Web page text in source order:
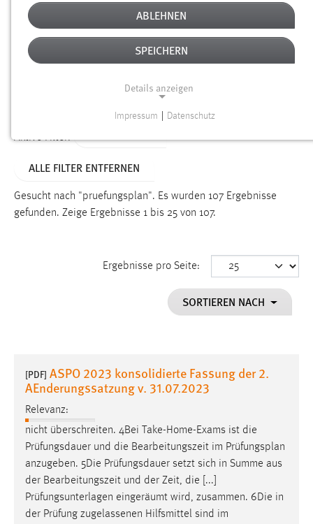
Erstellungsdatum
Alter
Aktive Filter:
ALLE FILTER ENTFERNEN
Gesucht nach "pruefungsplan". Es wurden 107 Ergebnisse
gefunden. Zeige Ergebnisse 1 bis 25 von 107.
Ergebnisse pro Seite:
SORTIEREN NACH
[PDF] ASPO 2023 konsolidierte Fassung der 2.
AEnderungssatzung v. 31.07.2023
Relevanz:
nicht überschreiten. 4Bei Take-Home-Exams ist die
Prüfungsdauer und die Bearbeitungszeit im Prüfungsplan
anzugeben. 5Die Prüfungsdauer setzt sich in Summe aus
der Bearbeitungszeit und der Zeit, die [...]
Prüfungsunterlagen eingeräumt wird, zusammen. 6Die in
der Prüfung zugelassenen Hilfsmittel sind im
ABLEHNEN
SPEICHERN
Details anzeigen
Funktionen und sind für die einwandfreie Funktion der
Einverständnis
cookie_consent
Dieser Cookie speichert die ausgewählten Einverständnis-
Performance
Name:
staticfilecache
Zweck:
Für performante Seitenauslieferung wird in diesem Cookie
gespeichert, ob man eingeloggt ist.
Impressum Datenschutz